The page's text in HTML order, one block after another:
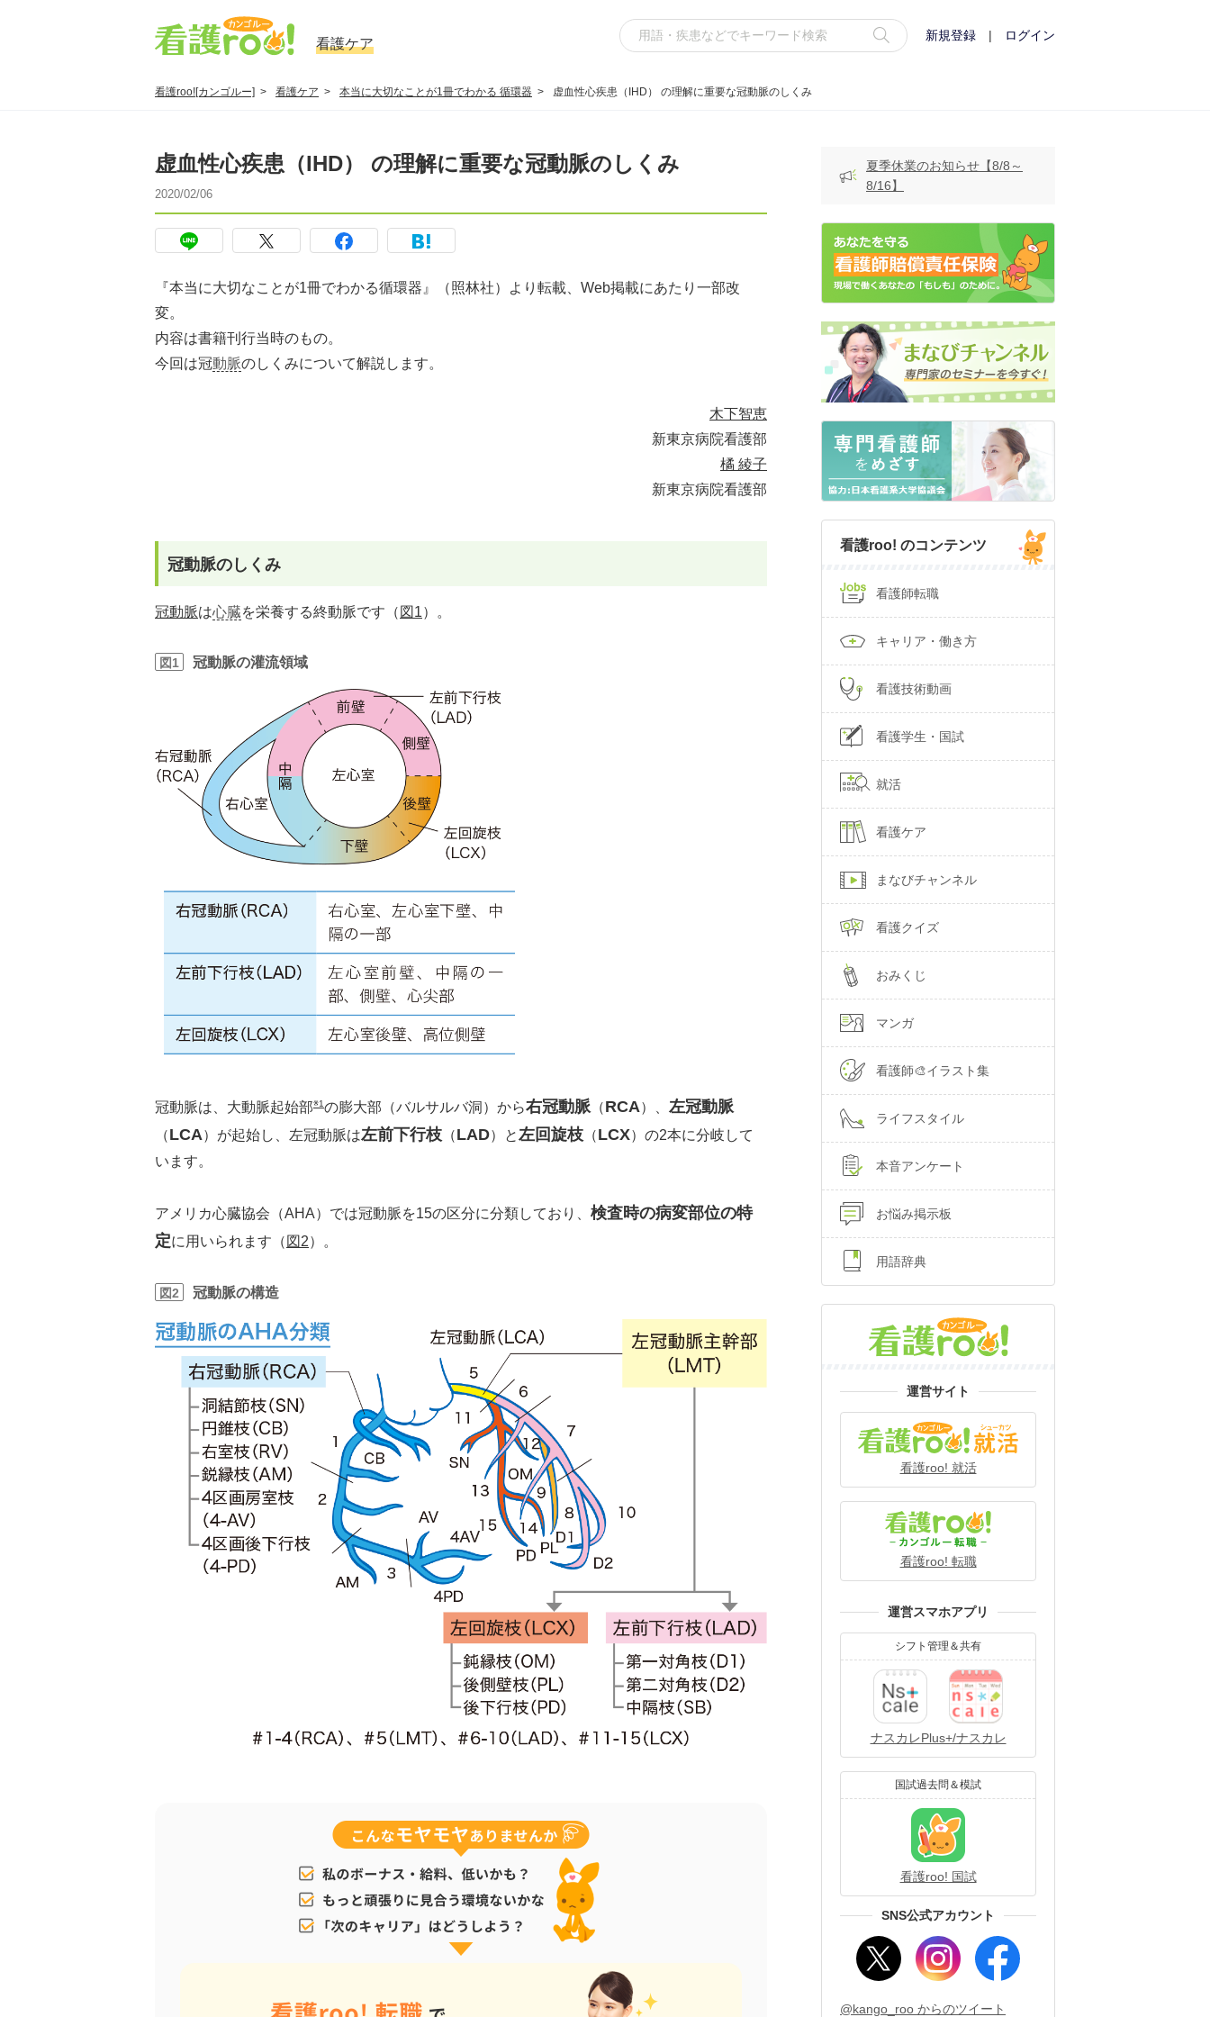
看護ケア
新規登録 | ログイン
看護roo![カンゴルー] 看護ケア 本当に大切なことが1冊でわかる 循環器 虚血性心疾患（IHD） の理解に重要な冠動脈のしくみ
虚血性心疾患（IHD） の理解に重要な冠動脈のしくみ
2020/02/06
『本当に大切なことが1冊でわかる循環器』（照林社）より転載、Web掲載にあたり一部改
変。
内容は書籍刊行当時のもの。
今回は冠動脈のしくみについて解説します。
木下智恵
新東京病院看護部
橘 綾子
新東京病院看護部
冠動脈のしくみ
冠動脈は心臓を栄養する終動脈です（ 図1）。
図1 冠動脈の灌流領域
冠動脈は、大動脈起始部※1の膨大部（バルサルバ洞）から右冠動脈 （RCA）、 左冠動脈
（LCA）が起始し、左冠動脈は左前下行枝 （LAD）と左回旋枝 （LCX）の2本に分岐して
います。
アメリカ心臓協会（AHA）では冠動脈を15の区分に分類しており、 検査時の病変部位の特
定に用いられます（ 図2）。
図2 冠動脈の構造
夏季休業のお知らせ【8/8～
8/16】
看護roo! のコンテンツ
看護師転職
キャリア・働き方
看護技術動画
看護学生・国試
就活
看護ケア
まなびチャンネル
看護クイズ
おみくじ
マンガ
看護師🎨イラスト集
ライフスタイル
本音アンケート
お悩み掲示板
用語辞典
運営サイト
看護roo! 就活
看護roo! 転職
運営スマホアプリ
シフト管理＆共有
ナスカレPlus+/ナスカレ
国試過去問＆模試
看護roo! 国試
SNS公式アカウント
@kango_roo からのツイート